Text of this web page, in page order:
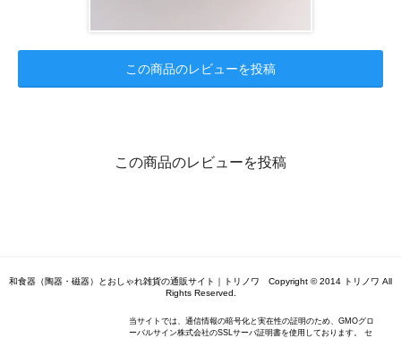
この商品のレビューを投稿
この商品のレビューを投稿
和食器（陶器・磁器）とおしゃれ雑貨の通販サイト｜トリノワ Copyright © 2014 トリノワ All
Rights Reserved.
当サイトでは、通信情報の暗号化と実在性の証明のため、GMOグロ
ーバルサイン株式会社のSSLサーバ証明書を使用しております。 セ